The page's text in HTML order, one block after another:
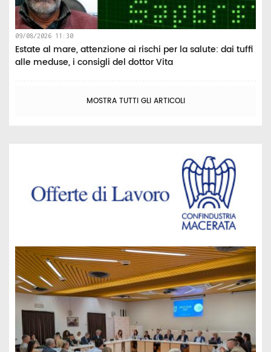
09/08/2026 11:30
Estate al mare, attenzione ai rischi per la salute: dai tuffi
alle meduse, i consigli del dottor Vita
MOSTRA TUTTI GLI ARTICOLI